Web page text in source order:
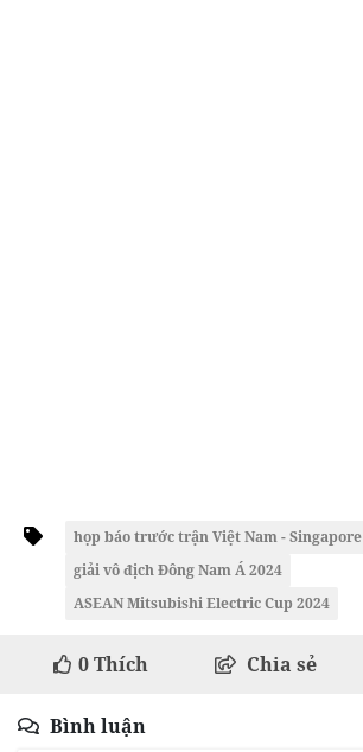
họp báo trước trận Việt Nam - Singapore
giải vô địch Đông Nam Á 2024
ASEAN Mitsubishi Electric Cup 2024
0Thích Chia sẻ
Bình luận